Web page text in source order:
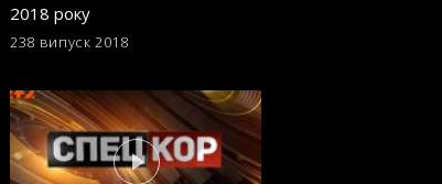
2018 року
238 випуск 2018